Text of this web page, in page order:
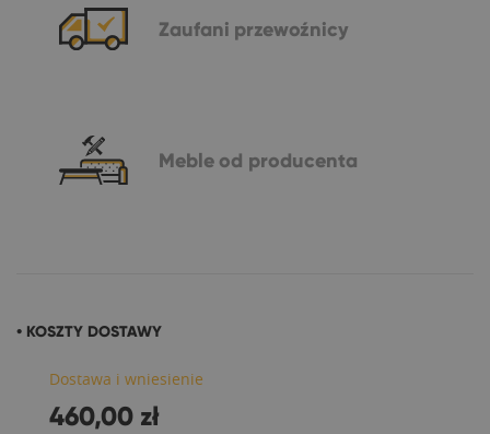
Zaufani przewoźnicy
Meble od producenta
• KOSZTY DOSTAWY
Dostawa i wniesienie
460,00 zł